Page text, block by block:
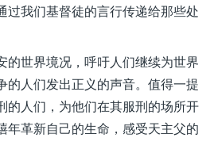
过我们基督徒的言行传递给那些处
的世界境况，呼吁人们继续为世界
的人们发出正义的声音。值得一提
的人们，为他们在其服刑的场所开
年革新自己的生命，感受天主父的